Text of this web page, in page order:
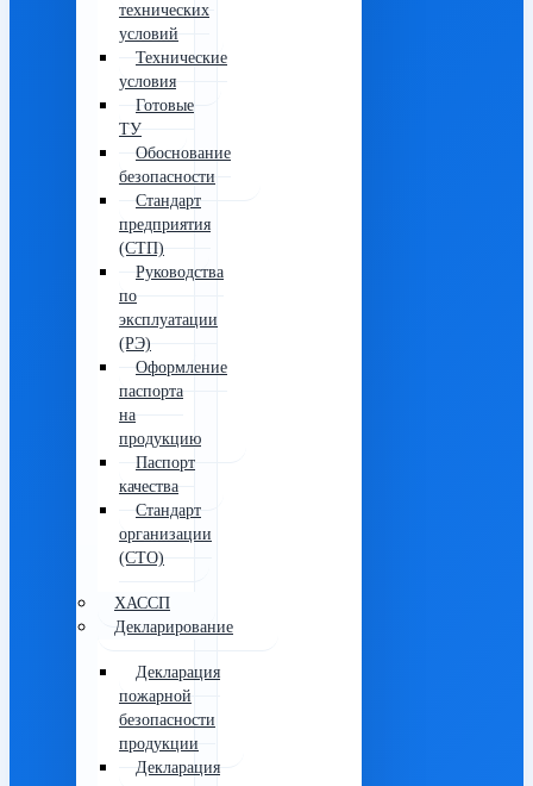
технических
условий
Технические
условия
Готовые
ТУ
Обоснование
безопасности
Стандарт
предприятия
(СТП)
Руководства
по
эксплуатации
(РЭ)
Оформление
паспорта
на
продукцию
Паспорт
качества
Стандарт
организации
(СТО)
ХАССП
Декларирование
Декларация
пожарной
безопасности
продукции
Декларация